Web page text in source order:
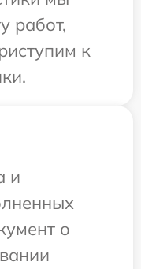
работ,
к
и
о